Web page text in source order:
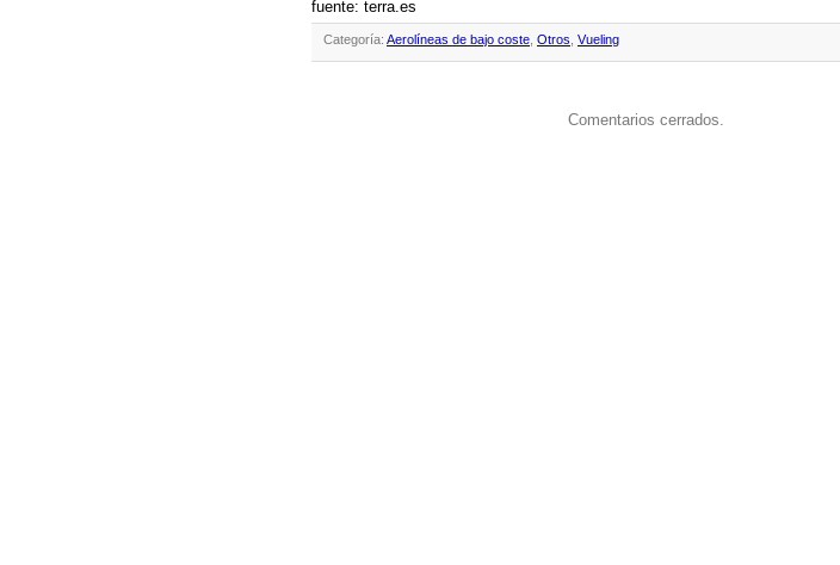
fuente: terra.es
Categoría: Aerolíneas de bajo coste Otros Vueling
Comentarios cerrados.